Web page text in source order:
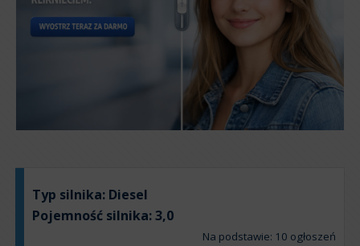
Typ silnika: Diesel
Pojemność silnika:3,0
Na podstawie: 10 ogłoszeń